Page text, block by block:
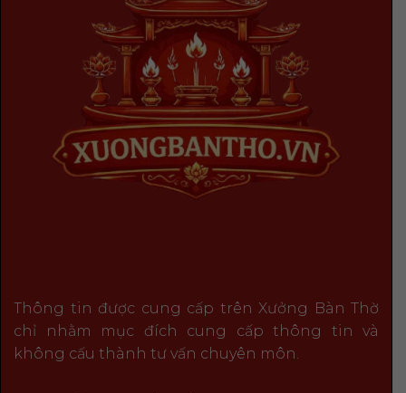
Thông tin được cung cấp trên Xưởng Bàn Thờ
chỉ nhằm mục đích cung cấp thông tin và
không cấu thành tư vấn chuyên môn.